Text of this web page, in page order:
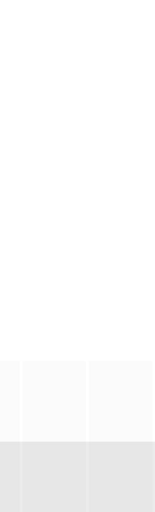
一半瞎的老父亲，婚前他让父亲出去住，不料晕倒
乱的旅行，结果却与可爱
不幸坠机迫降在此。他在职责和归属感之间左右为